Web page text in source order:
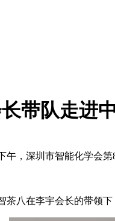
带队走进
午，深圳市智能化学会
茶八在李宇会长的带领